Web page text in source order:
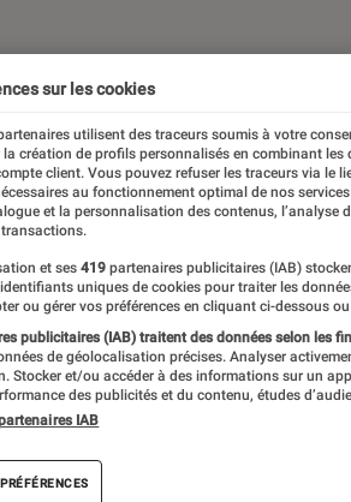
Tests
sur les cookies
utilisent des traceurs soumis à votre
la création de profils personnalisés en combinant
client. Vous pouvez refuser les traceurs via le
au fonctionnement optimal de nos
et la personnalisation des contenus, l’analyse
et ses 419 partenaires publicitaires (IAB)
uniques de cookies pour traiter les
ou gérer vos préférences en cliquant ci-dessous
publicitaires (IAB) traitent des données selon les
de géolocalisation précises. Analyser
Stocker et/ou accéder à des informations sur un
des publicités et du contenu, études
IAB